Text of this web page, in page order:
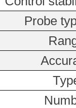
Probe